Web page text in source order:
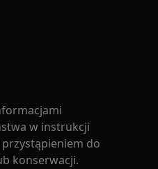
w instrukcji
do
konserwacji.